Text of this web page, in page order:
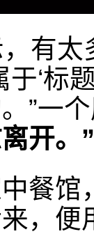
有
‘标
”一
开。”
餐馆
，便